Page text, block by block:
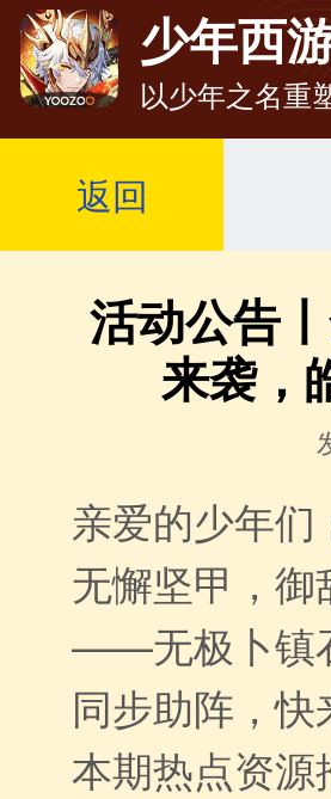
少年西
以少年之名重
返回
活动公告
来袭，
亲爱的少年们
无懈坚甲，
——无极卜镇
同步助阵，
本期热点资